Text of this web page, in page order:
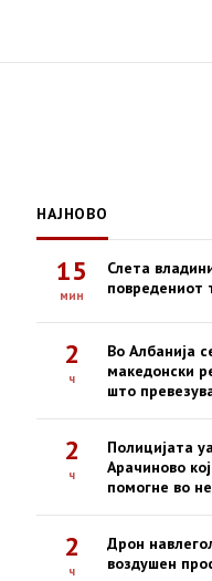
НАЈНОВО
15
мин
Слета
повредениот
2
ч
Во Албанија
македонски
што
2
ч
Полицијата
Арачиново
помогне во
2
ч
Дрон
воздушен